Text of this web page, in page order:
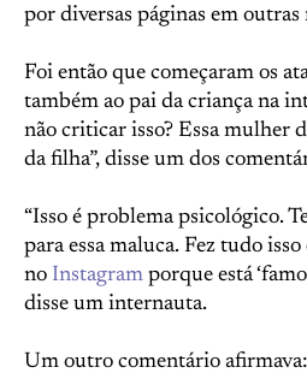
por diversas páginas em outras
Foi então que começaram os
também ao pai da criança na
não criticar isso? Essa mulher
da filha”, disse um dos
“Isso é problema psicológico.
para essa maluca. Fez tudo
no Instagram porque está
disse um internauta.
Um outro comentário